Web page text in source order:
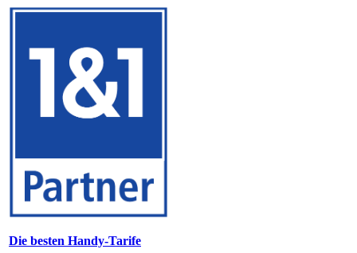
Die besten Handy-Tarife